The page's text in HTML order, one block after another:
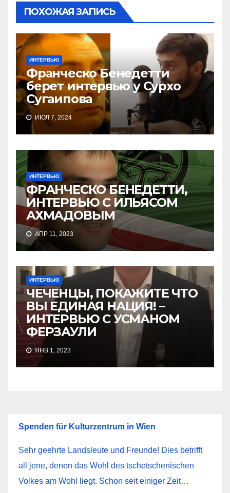
ПОХОЖАЯ ЗАПИСЬ
ИНТЕРВЬЮ
Франческо Бенедетти
берет интервью у Сурхо
Сугаипова
ИЮЛ 7, 2024
ИНТЕРВЬЮ
ФРАНЧЕСКО БЕНЕДЕТТИ,
ИНТЕРВЬЮ С ИЛЬЯСОМ
АХМАДОВЫМ
АПР 11, 2023
ИНТЕРВЬЮ
ЧЕЧЕНЦЫ, ПОКАЖИТЕ ЧТО
ВЫ ЕДИНАЯ НАЦИЯ! –
ИНТЕРВЬЮ С УСМАНОМ
ФЕРЗАУЛИ
ЯНВ 1, 2023
Spenden für Kulturzentrum in Wien
Sehr geehrte Landsleute und Freunde! Dies betrifft
all jene, denen das Wohl des tschetschenischen
Volkes am Wohl liegt. Schon seit einiger Zeit…